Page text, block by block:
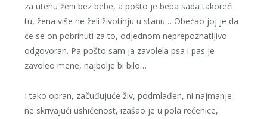
za utehu ženi bez bebe, a pošto je beba sada takoreći
tu, žena više ne želi životinju u stanu… Obećao joj je da
će se on pobrinuti za to, odjednom neprepoznatljivo
odgovoran. Pa pošto sam ja zavolela psa i pas je
zavoleo mene, najbolje bi bilo…
I tako opran, začuđujuće živ, podmlađen, ni najmanje
ne skrivajući ushićenost, izašao je u pola rečenice,